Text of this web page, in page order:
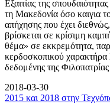
Εξαιτίας της
τη Μακεδονία όσο καιγια
απήχησης που έχει
βρίσκεται σε κρίσιμη
θέμα» σε εκκρεμότητα,
κερδοσκοπικού
δεδομένης της
2018-03-30
2015 και 2018 στην